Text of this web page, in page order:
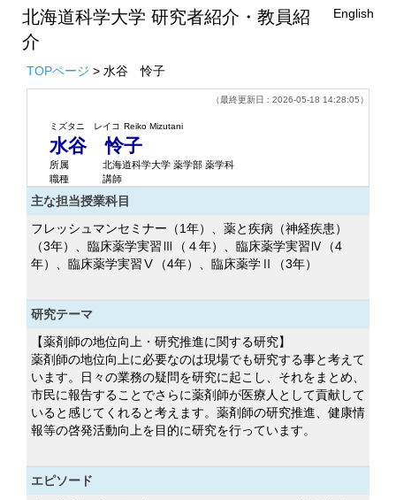
北海道科学大学 研究者紹介・教員紹
介
English
TOPページ > 水谷 怜子
（最終更新日 : 2026-05-18 14:28:05）
ミズタニ レイコ Reiko Mizutani
水谷 怜子
所属
北海道科学大学 薬学部 薬学科
職種
講師
主な担当授業科目
フレッシュマンセミナー（1年）、薬と疾病（神経疾患）
（3年）、臨床薬学実習Ⅲ（４年）、臨床薬学実習Ⅳ（4
年）、臨床薬学実習Ⅴ（4年）、臨床薬学Ⅱ（3年）
研究テーマ
【薬剤師の地位向上・研究推進に関する研究】
薬剤師の地位向上に必要なのは現場でも研究する事と考えて
います。日々の業務の疑問を研究に起こし、それをまとめ、
市民に報告することでさらに薬剤師が医療人として貢献して
いると感じてくれると考えます。薬剤師の研究推進、健康情
報等の啓発活動向上を目的に研究を行っています。
エピソード